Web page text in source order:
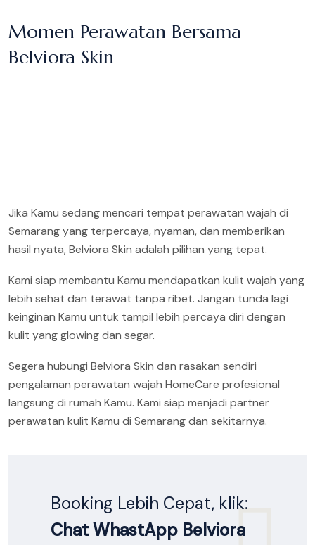
Momen Perawatan Bersama
Belviora Skin
Jika Kamu sedang mencari tempat perawatan wajah di
Semarang yang terpercaya, nyaman, dan memberikan
hasil nyata, Belviora Skin adalah pilihan yang tepat.
Kami siap membantu Kamu mendapatkan kulit wajah yang
lebih sehat dan terawat tanpa ribet. Jangan tunda lagi
keinginan Kamu untuk tampil lebih percaya diri dengan
kulit yang glowing dan segar.
Segera hubungi Belviora Skin dan rasakan sendiri
pengalaman perawatan wajah HomeCare profesional
langsung di rumah Kamu. Kami siap menjadi partner
perawatan kulit Kamu di Semarang dan sekitarnya.
Booking Lebih Cepat, klik:
Chat WhastApp Belviora